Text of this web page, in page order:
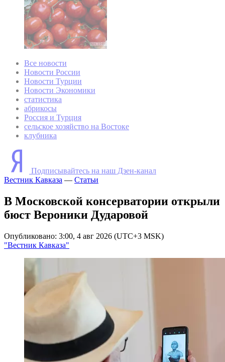
Все новости
Новости России
Новости Турции
Новости Экономики
статистика
абрикосы
Россия и Турция
сельское хозяйство на Востоке
клубника
Подписывайтесь на наш Дзен-канал
Вестник Кавказа — Статьи
В Московской консерватории открыли
бюст Вероники Дударовой
Опубликовано: 3:00, 4 авг 2026 (UTC+3 MSK)
"Вестник Кавказа"